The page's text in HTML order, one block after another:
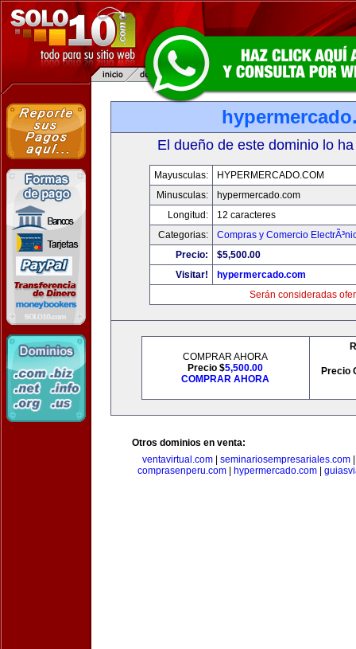
El dueño de este dominio lo
Mayusculas:
HYPERMERCADO.COM
Minusculas:
hypermercado.com
Longitud:
12 caracteres
Categorias:
Compras y Comercio
Precio:
$5,500.00
Visitar!
hypermercado.com
Serán consideradas
COMPRAR AHORA
Precio $5,500.00
COMPRAR AHORA
Precio
Otros dominios en venta:
ventavirtual.com
seminariosempresariales.com
comprasenperu.com
hypermercado.com